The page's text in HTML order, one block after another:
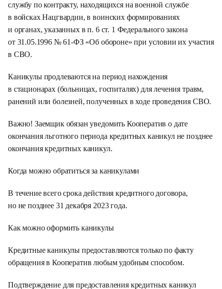
службу по контракту, находящихся на военной службе
в войсках Нацгвардии, в воинских формированиях
и органах, указанных в п. 6 ст. 1 Федерального закона
от 31.05.1996 № 61-ФЗ «Об обороне» при условии их участия
в СВО.
Каникулы продлеваются на период нахождения
в стационарах (больницах, госпиталях) для лечения травм,
ранений или болезней, полученных в ходе проведения СВО.
Важно! Заемщик обязан уведомить Кооператив о дате
окончания льготного периода кредитных каникул не позднее
окончания кредитных каникул.
Когда можно обратиться за каникулами
В течение всего срока действия кредитного договора,
но не позднее 31 декабря 2023 года.
Как можно оформить каникулы
Кредитные каникулы предоставляются только по факту
обращения в Кооператив любым удобным способом.
Подтверждение для предоставления кредитных каникул